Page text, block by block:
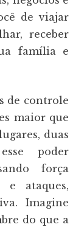
de viajar
receber
família e
de controle
maior que
duas
poder
força
e ataques,
Imagine
do que a